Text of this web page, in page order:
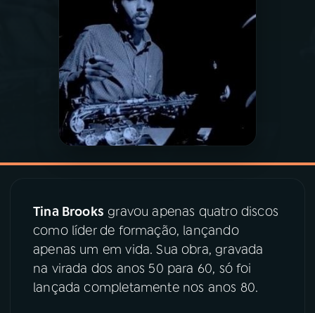
PROGRAMAS
PODCASTS
VIDEOCASTS
07ÚLTIMAS
08PRÊMIO RÁDIO MEC
ACOMPANHE A RÁDIO MEC
YouTube Facebook
Tina Brooks gravou apenas quatro discos
como líder de formação, lançando
apenas um em vida. Sua obra, gravada
na virada dos anos 50 para 60, só foi
lançada completamente nos anos 80.